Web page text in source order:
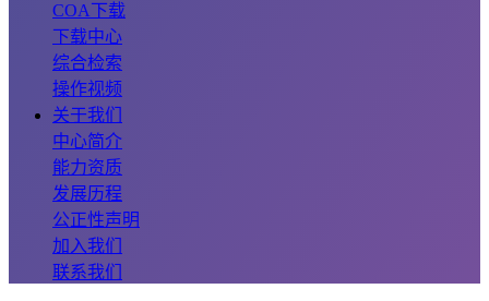
COA下载
下载中心
综合检索
操作视频
关于我们
中心简介
能力资质
发展历程
公正性声明
加入我们
联系我们